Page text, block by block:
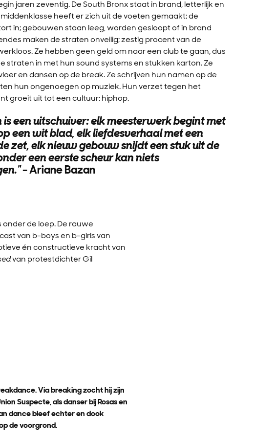
jaren zeventig. De South Bronx staat in brand, letterlijk en
middenklasse heeft er zich uit de voeten gemaakt; de
in; gebouwen staan leeg, worden gesloopt of in brand
maken de straten onveilig; zestig procent van de
Ze hebben geen geld om naar een club te gaan, dus
straten in met hun sound systems en stukken karton. Ze
en dansen op de break. Ze schrijven hun namen op de
hun ongenoegen op muziek. Hun verzet tegen het
groeit uit tot een cultuur: hiphop.
is een uitschuiver: elk meesterwerk begint met
een wit blad, elk liefdesverhaal met een
zet, elk nieuw gebouw snijdt een stuk uit de
een eerste scheur kan niets
- Ariane Bazan
de loep. De rauwe
van b-boys en b-girls van
én constructieve kracht van
van protestdichter Gil
Via breaking zocht hij zijn
Suspecte, als danser bij Rosas en
dance bleef echter en dook
de voorgrond.